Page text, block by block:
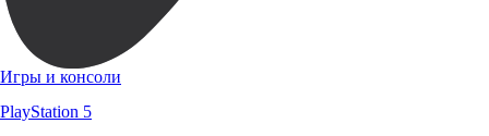
Игры и консоли
PlayStation 5